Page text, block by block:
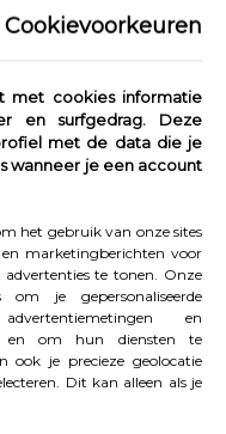
Cookievoorkeuren
met cookies informatie
en surfgedrag. Deze
met de data die je
wanneer je een account
het gebruik van onze sites
marketingberichten voor
te tonen. Onze
om je gepersonaliseerde
en
en om hun diensten te
ook je precieze geolocatie
Dit kan alleen als je
gedoe met
als je irritaties en
gaat de oogarts
in de kosten.
op sterkte te
meer, lenzendoosje,
geld en moet je
ook wel jarenlang
het ’t voor veel